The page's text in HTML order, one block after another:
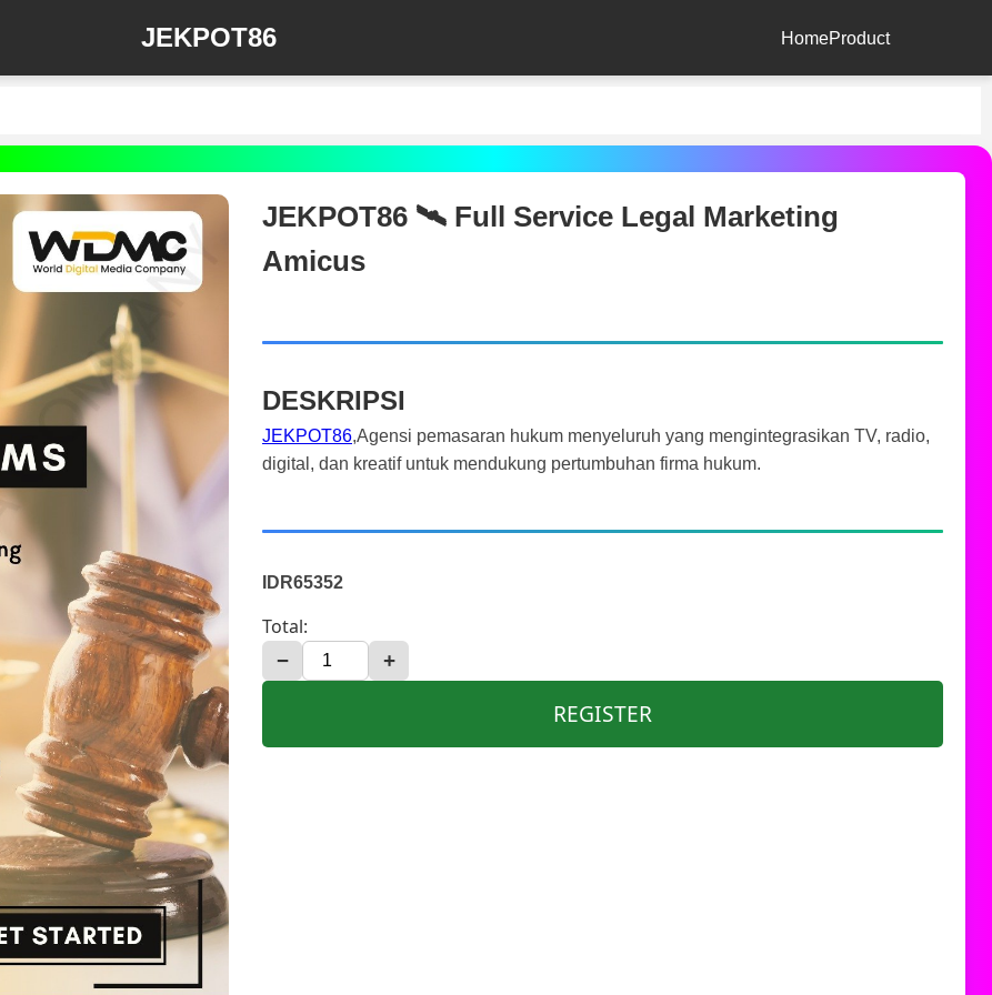
JEKPOT86 HomeProduct
JEKPOT86 🛰️‍ Full Service Legal Marketing
Amicus
DESKRIPSI
JEKPOT86,Agensi pemasaran hukum menyeluruh yang mengintegrasikan TV, radio,
digital, dan kreatif untuk mendukung pertumbuhan firma hukum.
IDR65352
Total:
− +
REGISTER